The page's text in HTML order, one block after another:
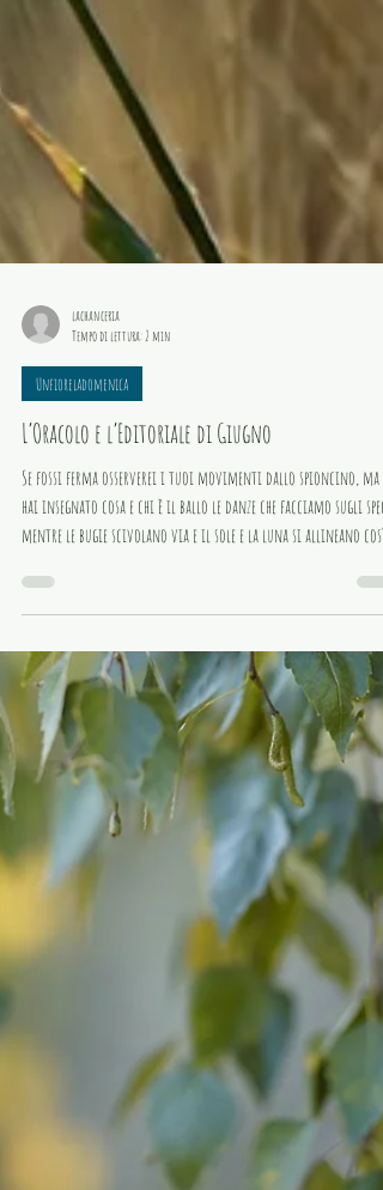
lachanceria
Tempo di lettura: 2 min
Se fossi ferma osserverei i tuoi movimenti dallo spioncino, ma
hai insegnato cosa e chi è il ballo le danze che facciamo sugli
mentre le bugie scivolano via e il sole e la luna si allineano così
fuori così dentro.